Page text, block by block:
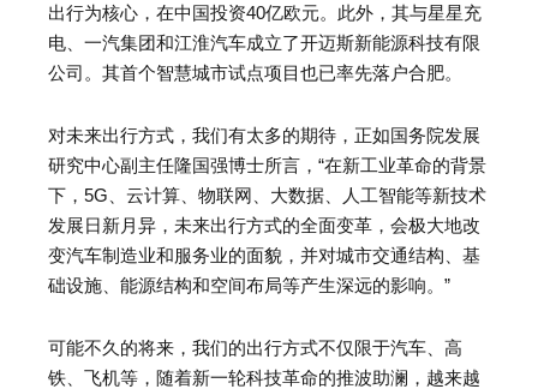
出行为核心，在中国投资40亿欧元。此外，其与星星充
电、一汽集团和江淮汽车成立了开迈斯新能源科技有限
公司。其首个智慧城市试点项目也已率先落户合肥。
对未来出行方式，我们有太多的期待，正如国务院发展
研究中心副主任隆国强博士所言，“在新工业革命的背景
下，5G、云计算、物联网、大数据、人工智能等新技术
发展日新月异，未来出行方式的全面变革，会极大地改
变汽车制造业和服务业的面貌，并对城市交通结构、基
础设施、能源结构和空间布局等产生深远的影响。”
可能不久的将来，我们的出行方式不仅限于汽车、高
铁、飞机等，随着新一轮科技革命的推波助澜，越来越